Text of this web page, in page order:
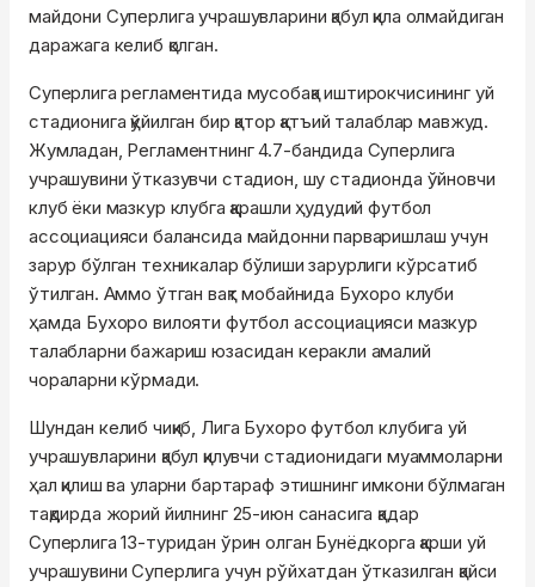
майдони Суперлига учрашувларини қабул қила олмайдиган
даражага келиб қолган.
Суперлига регламентида мусобақа иштирокчисининг уй
стадионига қўйилган бир қатор қатъий талаблар мавжуд.
Жумладан, Регламентнинг 4.7-бандида Суперлига
учрашувини ўтказувчи стадион, шу стадионда ўйновчи
клуб ёки мазкур клубга қарашли ҳудудий футбол
ассоциацияси балансида майдонни парваришлаш учун
зарур бўлган техникалар бўлиши зарурлиги кўрсатиб
ўтилган. Аммо ўтган вақт мобайнида Бухоро клуби
ҳамда Бухоро вилояти футбол ассоциацияси мазкур
талабларни бажариш юзасидан керакли амалий
чораларни кўрмади.
Шундан келиб чиқиб, Лига Бухоро футбол клубига уй
учрашувларини қабул қилувчи стадионидаги муаммоларни
ҳал қилиш ва уларни бартараф этишнинг имкони бўлмаган
тақдирда жорий йилнинг 25-июн санасига қадар
Суперлига 13-туридан ўрин олган Бунёдкорга қарши уй
учрашувини Суперлига учун рўйхатдан ўтказилган қайси